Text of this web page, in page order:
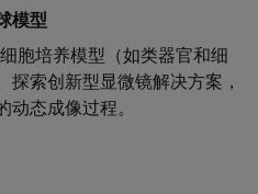
模型
胞培养模型（如类器官和细
索创新型显微镜解决方案，
态成像过程。